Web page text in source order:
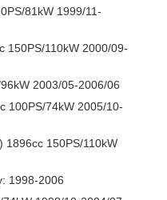
81kW 1999/11-
150PS/110kW 2000/09-
2003/05-2006/06
100PS/74kW 2005/10-
1896cc 150PS/110kW
1998-2006